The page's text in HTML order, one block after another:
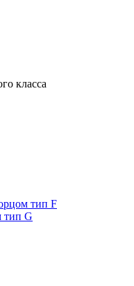
класса
тип F
тип G